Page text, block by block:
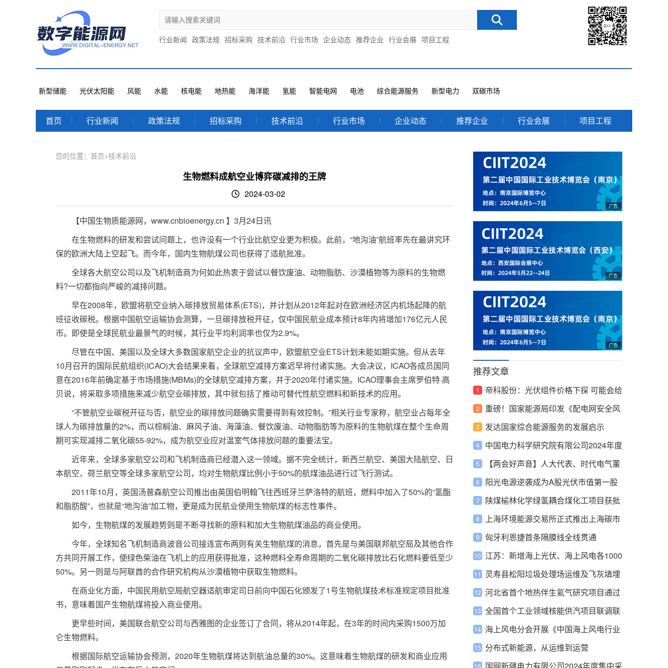
行业新闻 政策法规 招标采购 技术前沿 行业市场 企业动态 推荐企业 行业会展 项目工程
新型储能 光伏太阳能 风能 水能 核电能 地热能 海洋能 氢能 智能电网 电池 综合能源服务 新型电力 双碳市场
首页 行业新闻 政策法规 招标采购 技术前沿 行业市场 企业动态 推荐企业 行业会展 项目工程
您的位置： 首页>技术前沿
生物燃料成航空业博弈碳减排的王牌
2024-03-02
【中国生物质能源网，www.cnbioenergy.cn 】3月24日讯
在生物燃料的研发和尝试问题上，也许没有一个行业比航空业更为积极。此前，“地沟油”航班率先在最讲究环
保的欧洲大陆上空起飞。而今年，国内生物航煤公司也获得了适航批准。
全球各大航空公司以及飞机制造商为何如此热衷于尝试以餐饮废油、动物脂肪、沙漠植物等为原料的生物燃
料?一切都指向严峻的减排问题。
早在2008年，欧盟将航空业纳入碳排放贸易体系(ETS)，并计划从2012年起对在欧洲经济区内机场起降的航
班征收碳税。根据中国航空运输协会测算，一旦碳排放税开征，仅中国民航业成本预计8年内将增加176亿元人民
币。即使是全球民航业最景气的时候，其行业平均利润率也仅为2.9%。
尽管在中国、美国以及全球大多数国家航空企业的抗议声中，欧盟航空业ETS计划未能如期实施。但从去年
10月召开的国际民航组织(ICAO)大会结果来看，全球航空减排方案迟早将付诸实施。大会决议，ICAO各成员国同
意在2016年前确定基于市场措施(MBMs)的全球航空减排方案，并于2020年付诸实施。ICAO理事会主席罗伯特·高
贝说，将采取多项措施来减少航空业碳排放，其中就包括了推动可替代性航空燃料和新技术的应用。
“不管航空业碳税开征与否，航空业的碳排放问题确实需要得到有效控制。”相关行业专家称，航空业占每年全
球人为碳排放量的2%，而以棕榈油、麻风子油、海藻油、餐饮废油、动物脂肪等为原料的生物航煤在整个生命周
期可实现减排二氧化碳55-92%，成为航空业应对温室气体排放问题的重要法宝。
近年来，全球多家航空公司和飞机制造商已经潜入这一领域。据不完全统计，新西兰航空、美国大陆航空、日
本航空、荷兰航空等全球多家航空公司，均对生物航煤比例小于50%的航煤油品进行过飞行测试。
2011年10月，英国汤普森航空公司推出由英国伯明翰飞往西班牙兰萨洛特的航班，燃料中加入了50%的“氢酯
和脂肪酸”，也就是“地沟油”加工物，更是成为民航业使用生物航煤的标志性事件。
如今，生物航煤的发展趋势则是不断寻找新的原料和加大生物航煤油品的商业使用。
今年，全球知名飞机制造商波音公司接连宣布两则有关生物航煤的消息，首先是与美国联邦航空局及其他合作
方共同开展工作，使绿色柴油在飞机上的应用获得批准，这种燃料全寿命周期的二氧化碳排放比石化燃料要低至少
50%。另一则是与阿联酋的合作研究机构从沙漠植物中获取生物燃料。
在商业化方面，中国民用航空局航空器适航审定司日前向中国石化颁发了1号生物航煤技术标准规定项目批准
书，意味着国产生物航煤将投入商业使用。
更早些时间，美国联合航空公司与西雅图的企业签订了合同，将从2014年起，在3年的时间内采购1500万加
仑生物燃料。
根据国际航空运输协会预测，2020年生物航煤将达到航油总量的30%。这意味着生物航煤的研发和商业应用
推荐文章
帝科股份：光伏组件价格下探 可能会给
公司产品售价带来不利影响
重磅！国家能源局印发《配电网安全风
险管控重点行动工作方案》
发达国家综合能源服务的发展启示
中国电力科学研究院有限公司2024年度
集中采购批次安排
【两会好声音】人大代表、时代电气董
事长李东林：加快完善新型储能行业标
准体系与监管机制
阳光电源逆袭成为A股光伏市值第一股
陕煤榆林化学绿氢耦合煤化工项目获批
上海环境能源交易所正式推出上海碳市
场回购交易业务
匈牙利恩捷首条隔膜线全线贯通
江苏：新增海上光伏、海上风电各1000
万千瓦以上，解读《江苏沿海地区新型
电力系统实施方案（2023-2027年)》
灵寿县松阳垃圾处理场运维及飞灰填埋
特许经营项目招标
河北省首个地热伴生氦气研究项目通过
评审
全国首个工业领域核能供汽项目联调联
试
海上风电分会开展《中国海上风电行业
发展报告（2023）》编撰征集工作
分布式新能源，从运维到运营